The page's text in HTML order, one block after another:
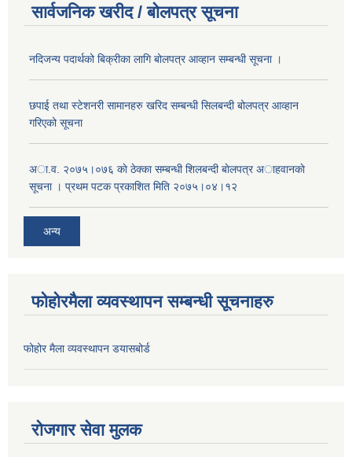
सार्वजनिक खरीद / बोलपत्र सूचना
नदिजन्य पदार्थको बिक्रीका लागि बोलपत्र आव्हान सम्बन्धी सूचना ।
छपाई तथा स्टेशनरी सामानहरु खरिद सम्बन्धी सिलबन्दी बोलपत्र आव्हान
गरिएको सूचना
अा.व. २०७५।०७६ काे ठेक्का सम्बन्धी शिलबन्दी बाेलपत्र अाहवानकाे
सूचना । प्रथम पटक प्रकाशित मिति २०७५।०४।१२
अन्य
फोहोरमैला व्यवस्थापन सम्बन्धी सूचनाहरु
फोहोर मैला व्यवस्थापन डयासबोर्ड
रोजगार सेवा मुलक